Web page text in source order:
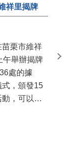
祥里揭牌
栗市維祥
午舉辦揭牌
處的據
，頒發15
，可以更
苗